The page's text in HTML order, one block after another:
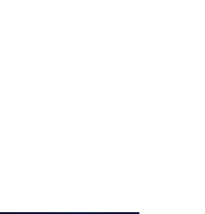
선고
대표